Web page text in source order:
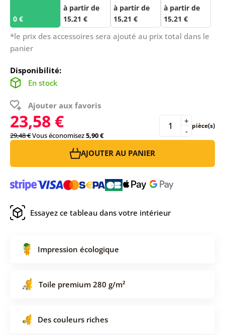
0 €
à partir de
15,21 €
à partir de
15,21 €
à partir de
15,21 €
*le prix des accessoires sera ajouté au prix total dans le
panier
Disponibilité:
En stock
Ajouter aux favoris
23,58 €
29,48 €Vous économisez5,90 € -
+ pièce(s)
AJOUTER AU PANIER
Essayez ce tableau dans votre intérieur
Impression écologique
Toile premium 280 g/m²
Des couleurs riches